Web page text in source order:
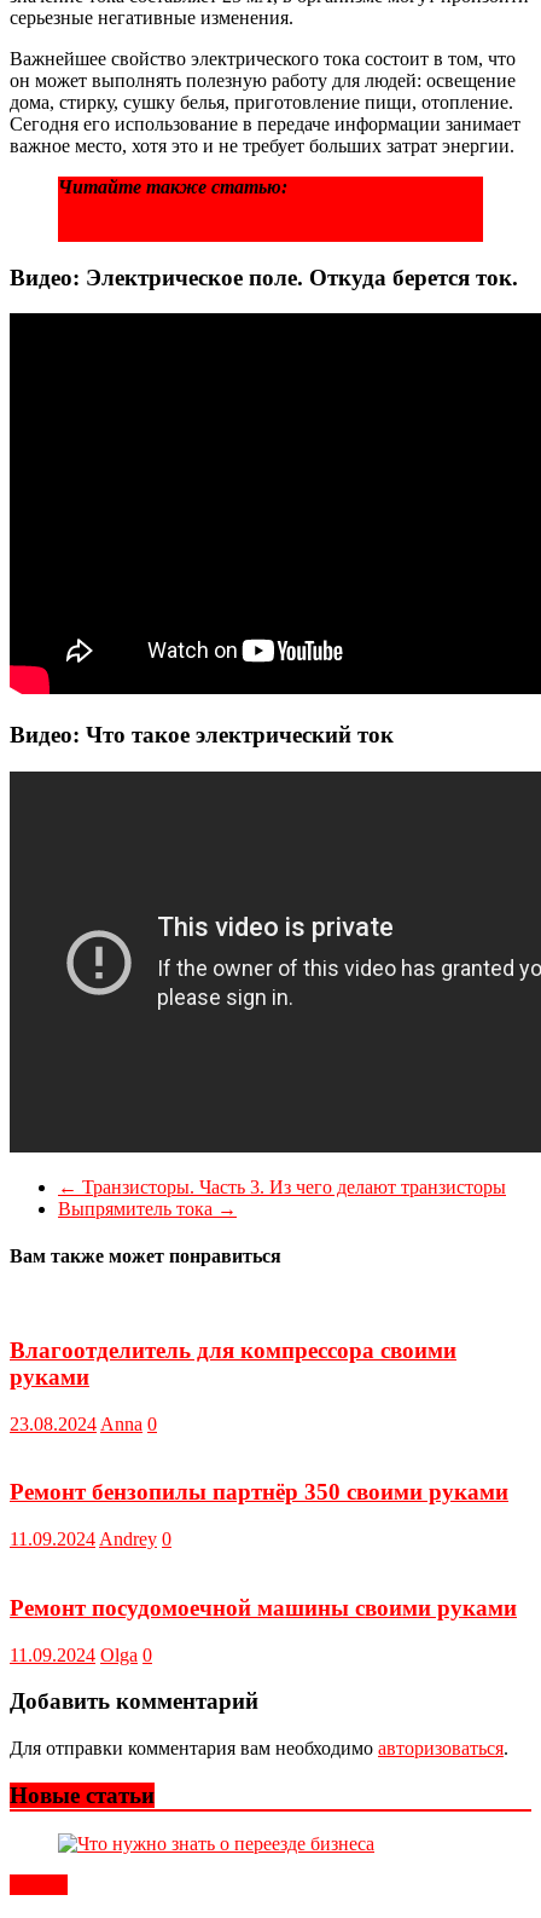
серьезные негативные изменения.
Важнейшее свойство электрического тока состоит в том, что
он может выполнять полезную работу для людей: освещение
дома, стирку, сушку белья, приготовление пищи, отопление.
Сегодня его использование в передаче информации занимает
важное место, хотя это и не требует больших затрат энергии.
Читайте также статью:
Видео: Электрическое поле. Откуда берется ток.
Видео: Что такое электрический ток
← Транзисторы. Часть 3. Из чего делают транзисторы
Выпрямитель тока →
Вам также может понравиться
Влагоотделитель для компрессора своими
руками
23.08.2024 Anna 0
Ремонт бензопилы партнёр 350 своими руками
11.09.2024 Andrey 0
Ремонт посудомоечной машины своими руками
11.09.2024 Olga 0
Добавить комментарий
Для отправки комментария вам необходимо авторизоваться.
Новые статьи